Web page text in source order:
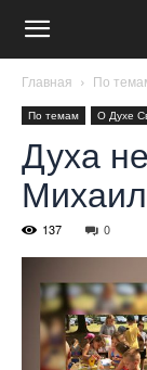
Главная По
По темам О Духе
Духа
137 0